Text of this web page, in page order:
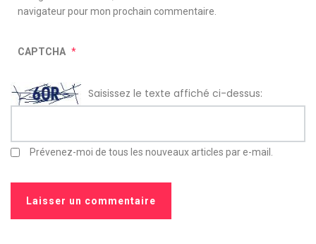
navigateur pour mon prochain commentaire.
CAPTCHA *
Saisissez le texte affiché ci-dessus:
Prévenez-moi de tous les nouveaux articles par e-mail.